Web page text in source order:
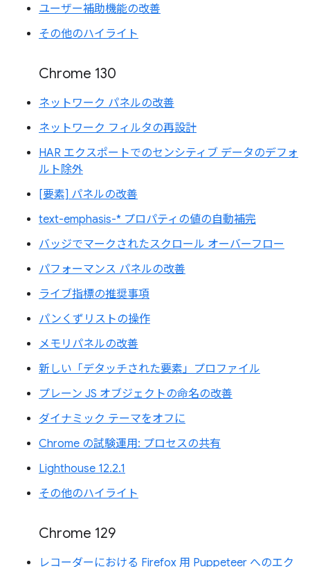
ユーザー補助機能の改善
その他のハイライト
Chrome 130
ネットワーク パネルの改善
ネットワーク フィルタの再設計
HAR エクスポートでのセンシティブ データのデフォ
ルト除外
[要素] パネルの改善
text-emphasis-* プロパティの値の自動補完
バッジでマークされたスクロール オーバーフロー
パフォーマンス パネルの改善
ライブ指標の推奨事項
パンくずリストの操作
メモリパネルの改善
新しい「デタッチされた要素」プロファイル
プレーン JS オブジェクトの命名の改善
ダイナミック テーマをオフに
Chrome の試験運用: プロセスの共有
Lighthouse 12.2.1
その他のハイライト
Chrome 129
レコーダーにおける Firefox 用 Puppeteer へのエク